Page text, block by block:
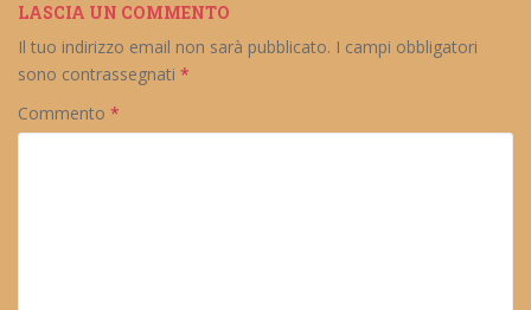
LASCIA UN COMMENTO
Il tuo indirizzo email non sarà pubblicato. I campi obbligatori
sono contrassegnati *
Commento *